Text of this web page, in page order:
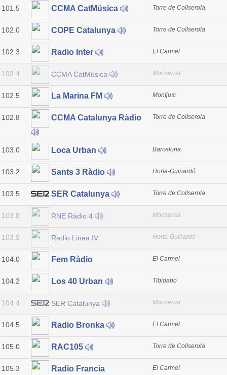
101.5 CCMA CatMúsica Torre de Collserola
102.0 COPE Catalunya Torre de Collserola
102.3 Radio Inter El Carmel
102.4 CCMA CatMúsica Monserrat
102.5 La Marina FM Montjuïc
102.8 CCMA Catalunya Ràdio Torre de Collserola
103.0 Loca Urban Barcelona
103.2 Sants 3 Ràdio Horta-Guinardó
103.5 SER Catalunya Torre de Collserola
103.8 RNE Ràdio 4 Monserrat
103.9 Radio Linea IV Horta-Guinardó
104.0 Fem Ràdio El Carmel
104.2 Los 40 Urban Tibidabo
104.4 SER Catalunya Monserrat
104.5 Radio Bronka El Carmel
105.0 RAC105 Torre de Collserola
105.3
Radio Francia
El Carmel